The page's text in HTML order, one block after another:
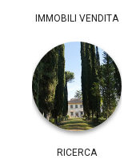
IMMOBILI VENDITA
RICERCA